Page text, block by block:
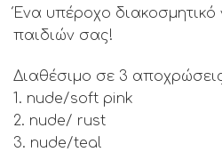
Ένα υπέροχο
παιδιών σας!
Διαθέσιμο σε 3
1. nude/soft pink
2. nude/ rust
3. nude/teal